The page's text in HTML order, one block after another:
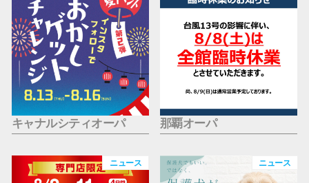
キャナルシティオーパ 那覇オーパ
ニュース ニュース